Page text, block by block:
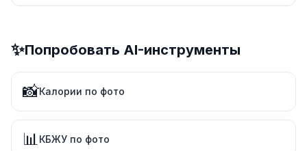
✨Попробовать AI-инструменты
📸Калории по фото
📊КБЖУ по фото